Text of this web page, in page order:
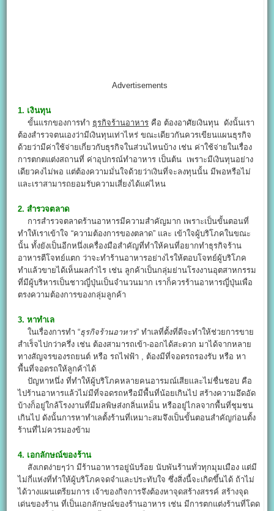
Advertisements
1. เงินทุน
ขั้นแรกของการทำ ธุรกิจร้านอาหาร คือ ต้องอาศัยเงินทุน ดังนั้นเรา
ต้องสำรวจตนเองว่ามีเงินทุนเท่าไหร่ ขณะเดียวกันควรเขียนแผนธุรกิจ
ด้วยว่ามีค่าใช้จ่ายเกี่ยวกับธุรกิจในส่วนไหนบ้าง เช่น ค่าใช้จ่ายในเรื่อง
การตกตแต่งสถานที่ ค่าอุปกรณ์ทำอาหาร เป็นต้น เพราะมีเงินทุนอย่าง
เดียวคงไม่พอ เเต่ต้องความมั่นใจด้วยว่าเงินที่จะลงทุนนั้น มีพอหรือไม่
และเราสามารถยอมรับความเสี่ยงได้แค่ไหน
2. สำรวจตลาด
การสำรวจตลาดร้านอาหารมีความสำคัญมาก เพราะเป็นขั้นตอนที่
ทำให้เราเข้าใจ “ความต้องการของตลาด” และ เข้าใจผู้บริโภคในขณะ
นั้น ทั้งยังเป็นอีกหนึ่งเครื่องมือสำคัญที่ทำให้คนที่อยากทำธุรกิจร้าน
อาหารตีโจทย์แตก ว่าจะทำร้านอาหารอย่างไรให้ตอบโจทย์ผู้บริโภค
ทำเเล้วขายได้เห็นผลกำไร เช่น ลูกค้าเป็นกลุ่มย่านโรงงานอุตสาหกรรม
ที่มีผู้บริหารเป็นชาวญี่ปุ่นเป็นจำนวนมาก เราก็ควรร้านอาหารญี่ปุ่นเพื่อ
ตรงความต้องการของกลุ่มลูกค้า
3. หาทำเล
ในเรื่องการทำ “ธุรกิจร้านอาหาร” ทำเลที่ตั้งที่ดีจะทำให้ช่วยการขาย
สำเร็จไปกว่าครึ่ง เช่น ต้องสามารถเข้า-ออกได้สะดวก มาได้จากหลาย
ทางสัญจรของรถยนต์ หรือ รถไฟฟ้า , ต้องมีที่จอดรถรองรับ หรือ หา
พื้นที่จอดรถให้ลูกค้าได้
ปัญหาหนึ่ง ที่ทำให้ผู้บริโภคหลายคนอารมณ์เสียเเละไม่ชื่นชอบ คือ
ไปร้านอาหารแล้วไม่มีที่จอดรถหรือมีพื้นที่น้อยเกินไป สร้างความอึดอัด
บ้างก็อยู่ใกล้โรงงานที่มีมลพิษส่งกลิ่นเหม็น หรืออยู่ไกลจากพื้นที่ชุมชน
เกินไป ดังนั้นการหาทำเลตั้งร้านที่เหมาะสมจึงเป็นขั้นตอนสำคัญก่อนตั้ง
ร้านที่ไม่ควรมองข้าม
4. เอกลักษณ์ของร้าน
สังเกตง่ายๆว่า มีร้านอาหารอยู่นับร้อย นับพันร้านทั่วทุกมุมเมือง แต่มี
ไม่กี่แห่งที่ทำให้ผู้บริโภคจดจำและประทับใจ ซึ่งสิ่งนี้จะเกิดขึ้นได้ ถ้าไม่
ได้วางแผนเตรียมการ เจ้าของกิจการจึงต้องหาจุดสร้างสรรค์ สร้างจุด
เด่นของร้าน ที่เป็นเอกลักษณ์ของร้านอาหาร เช่น มีการตกแต่งร้านที่โดด